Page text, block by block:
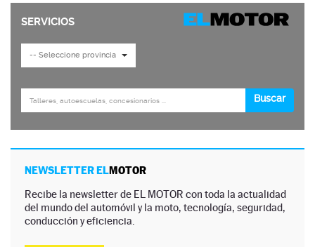
NEWSLETTER ELMOTOR
Recibe la newsletter de EL MOTOR con toda la actualidad
del mundo del automóvil y la moto, tecnología, seguridad,
conducción y eficiencia.